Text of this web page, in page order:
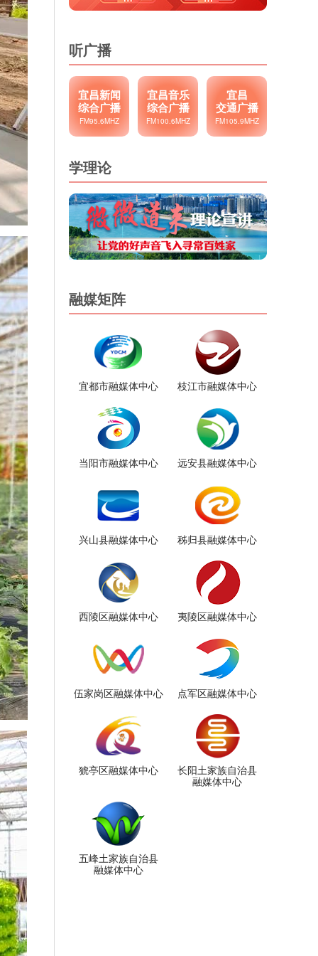
听广播
宜昌新闻
综合广播
FM95.6MHZ
宜昌音乐
综合广播
FM100.6MHZ
宜昌
交通广播
FM105.9MHZ
学理论
融媒矩阵
宜都市融媒体中心 枝江市融媒体中心
当阳市融媒体中心 远安县融媒体中心
兴山县融媒体中心 秭归县融媒体中心
西陵区融媒体中心 夷陵区融媒体中心
伍家岗区融媒体中心 点军区融媒体中心
猇亭区融媒体中心
长阳土家族自治县
融媒体中心
五峰土家族自治县
融媒体中心